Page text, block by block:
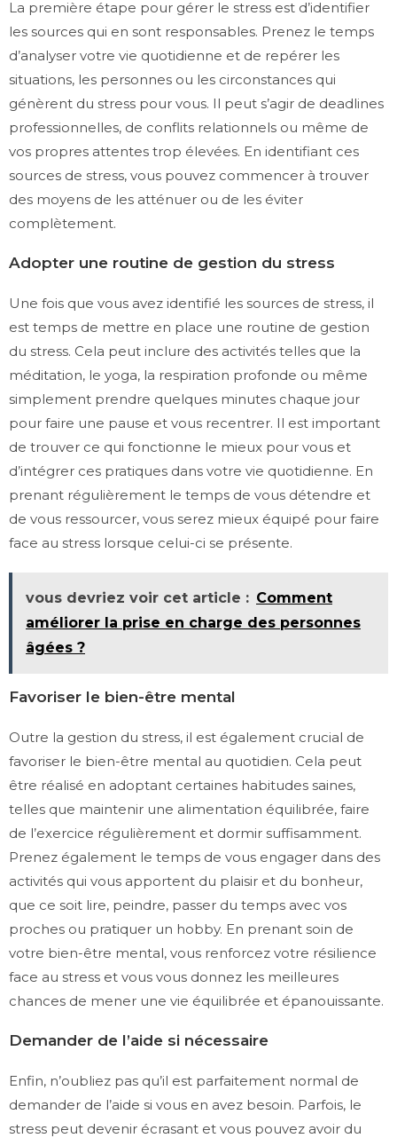
La première étape pour gérer le stress est d’identifier
les sources qui en sont responsables. Prenez le temps
d’analyser votre vie quotidienne et de repérer les
situations, les personnes ou les circonstances qui
génèrent du stress pour vous. Il peut s’agir de deadlines
professionnelles, de conflits relationnels ou même de
vos propres attentes trop élevées. En identifiant ces
sources de stress, vous pouvez commencer à trouver
des moyens de les atténuer ou de les éviter
complètement.
Adopter une routine de gestion du stress
Une fois que vous avez identifié les sources de stress, il
est temps de mettre en place une routine de gestion
du stress. Cela peut inclure des activités telles que la
méditation, le yoga, la respiration profonde ou même
simplement prendre quelques minutes chaque jour
pour faire une pause et vous recentrer. Il est important
de trouver ce qui fonctionne le mieux pour vous et
d’intégrer ces pratiques dans votre vie quotidienne. En
prenant régulièrement le temps de vous détendre et
de vous ressourcer, vous serez mieux équipé pour faire
face au stress lorsque celui-ci se présente.
vous devriez voir cet article : Comment
améliorer la prise en charge des personnes
âgées ?
Favoriser le bien-être mental
Outre la gestion du stress, il est également crucial de
favoriser le bien-être mental au quotidien. Cela peut
être réalisé en adoptant certaines habitudes saines,
telles que maintenir une alimentation équilibrée, faire
de l’exercice régulièrement et dormir suffisamment.
Prenez également le temps de vous engager dans des
activités qui vous apportent du plaisir et du bonheur,
que ce soit lire, peindre, passer du temps avec vos
proches ou pratiquer un hobby. En prenant soin de
votre bien-être mental, vous renforcez votre résilience
face au stress et vous vous donnez les meilleures
chances de mener une vie équilibrée et épanouissante.
Demander de l’aide si nécessaire
Enfin, n’oubliez pas qu’il est parfaitement normal de
demander de l’aide si vous en avez besoin. Parfois, le
stress peut devenir écrasant et vous pouvez avoir du